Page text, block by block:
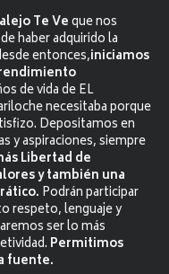
Te Veque nos
haber adquirido la
entonces,iniciamos
de vida de EL
necesitaba porque
Depositamos en
y aspiraciones, siempre
Libertad de
y también una
Podrán participar
respeto, lenguaje y
ser lo más
Permitimos
fuente.